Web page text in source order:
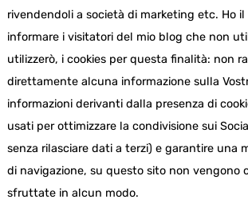
rivendendoli a società di marketing etc. Ho il
informare i visitatori del mio blog che non
utilizzerò, i cookies per questa finalità: non
direttamente alcuna informazione sulla
informazioni derivanti dalla presenza di
usati per ottimizzare la condivisione sui
senza rilasciare dati a terzi) e garantire una
di navigazione, su questo sito non vengono
sfruttate in alcun modo.